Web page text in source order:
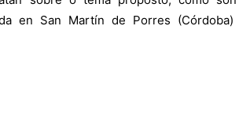
en San Martín de Porres